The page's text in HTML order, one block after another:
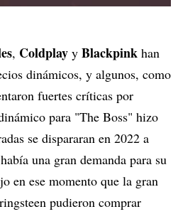
, Coldplay y Blackpink han
dinámicos, y algunos, como
fuertes críticas por
para "The Boss" hizo
se dispararan en 2022 a
una gran demanda para su
en ese momento que la gran
pudieron comprar